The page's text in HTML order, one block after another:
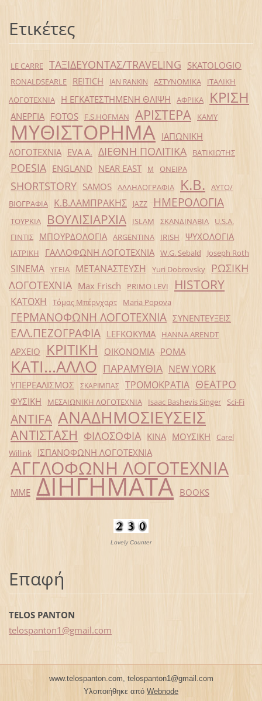
Ετικέτες
LE CARRE ΤΑΞΙΔΕΥΟΝΤΑΣ/TRAVELING SKATOLOGIO
RONALDSEARLE REITICH IAN RANKIN ΑΣΤΥΝΟΜΙΚΑ
ΙΤΑΛΙΚΗ
ΛΟΓΟΤΕΧΝΙΑ
Η ΕΓΚΑΤΕΣΤΗΜΕΝΗ ΘΛΙΨΗ ΑΦΡΙΚΑ ΚΡΙΣΗ
ΑΝΕΡΓΙΑ FOTOS F.S.HOFMAN ΑΡΙΣΤΕΡΑ ΚΑΜΥ
ΜΥΘΙΣΤΟΡΗΜΑ ΙΑΠΩΝΙΚΗ
ΛΟΓΟΤΕΧΝΙΑ EVA Α. ΔΙΕΘΝΗ ΠΟΛΙΤΙΚΑ ΒΑΤΙΚΙΩΤΗΣ
POESIA ENGLAND NEAR EAST Μ ΟΝΕΙΡΑ
SHORTSTORY SAMOS ΑΛΛΗΛΟΓΡΑΦΙΑ Κ.Β.
ΑΥΤΟ/
ΒΙΟΓΡΑΦΙΑ
Κ.Β.ΛΑΜΠΡΑΚΗΣ JAZZ ΗΜΕΡΟΛΟΓΙΑ
ΤΟΥΡΚΙΑ ΒΟΥΛΙΣΙΑΡΧΙΑ ISLAM ΣΚΑΝΔΙΝΑΒΙΑ
U.S.A.
ΓΙΝΤΙΣ
ΜΠΟΥΡΔΟΛΟΓΙΑ ARGENTINA IRISH ΨΥΧΟΛΟΓΙΑ
ΙΑΤΡΙΚΗ ΓΑΛΛΟΦΩΝΗ ΛΟΓΟΤΕΧΝΙΑ W.G. Sebald Joseph Roth
SINEMA ΥΓΕΙΑ ΜΕΤΑΝΑΣΤΕΥΣΗ Yuri Dobrovsky
ΡΩΣΙΚΗ
ΛΟΓΟΤΕΧΝΙΑ Max Frisch PRIMO LEVI HISTORY
ΚΑΤΟΧΗ Τόμας Μπέρνχαρτ Maria Popova
ΓΕΡΜΑΝΟΦΩΝΗ ΛΟΓΟΤΕΧΝΙΑ ΣΥΝΕΝΤΕΥΞΕΙΣ
ΕΛΛ.ΠΕΖΟΓΡΑΦΙΑ LEFKOKYMA HANNA ARENDT
ΑΡΧΕΙΟ ΚΡΙΤΙΚΗ ΟΙΚΟΝΟΜΙΑ ΡΟΜΑ
ΚΑΤΙ...ΑΛΛΟ ΠΑΡΑΜΥΘΙΑ NEW YORK
ΥΠΕΡΕΑΛΙΣΜΟΣ ΣΚΑΡΙΜΠΑΣ ΤΡΟΜΟΚΡΑΤΙΑ ΘΕΑΤΡΟ
ΦΥΣΙΚΗ ΜΕΣΑΙΩΝΙΚΗ ΛΟΓΟΤΕΧΝΙΑ Isaac Bashevis Singer Sci-Fi
ANTIFA ΑΝΑΔΗΜΟΣΙΕΥΣΕΙΣ
ΑΝΤΙΣΤΑΣΗ ΦΙΛΟΣΟΦΙΑ ΚΙΝΑ ΜΟΥΣΙΚΗ
Carel
Willink
ΙΣΠΑΝΟΦΩΝΗ ΛΟΓΟΤΕΧΝΙΑ
ΑΓΓΛΟΦΩΝΗ ΛΟΓΟΤΕΧΝΙΑ
ΜΜΕ ΔΙΗΓΗΜΑΤΑ BOOKS
Lovely Counter
Επαφή
TELOS PANTON
telospanton1@gmail.com
www.telospanton.com, telospanton1@gmail.com
Υλοποιήθηκε από Webnode